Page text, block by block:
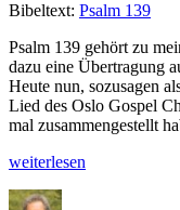
Bibel­text: Psalm 139
Psalm 139 gehört zu
dazu eine Über­tra­gung
Heute nun, sozusagen
Lied des Oslo Gospel
mal zusam­mengestellt
„Deine
weit­er­lesen
Autor